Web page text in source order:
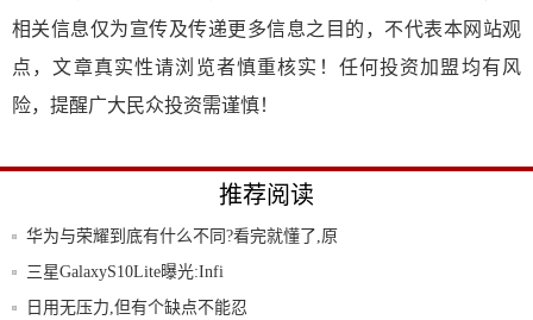
相关信息仅为宣传及传递更多信息之目的，不代表本网站观
点，文章真实性请浏览者慎重核实！任何投资加盟均有风
险，提醒广大民众投资需谨慎！
推荐阅读
华为与荣耀到底有什么不同?看完就懂了,原
来两
三星GalaxyS10Lite曝光:Infi
日用无压力,但有个缺点不能忍